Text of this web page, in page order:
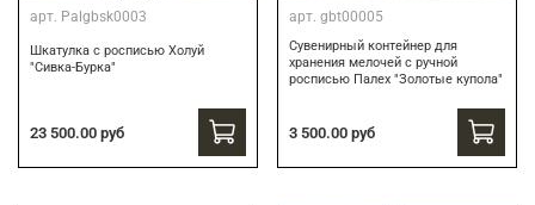
арт. Palgbsk0003
Шкатулка с росписью Холуй
"Сивка-Бурка"
23 500.00 руб
арт. gbt00005
Сувенирный контейнер для
хранения мелочей с ручной
росписью Палех "Золотые купола"
3 500.00 руб